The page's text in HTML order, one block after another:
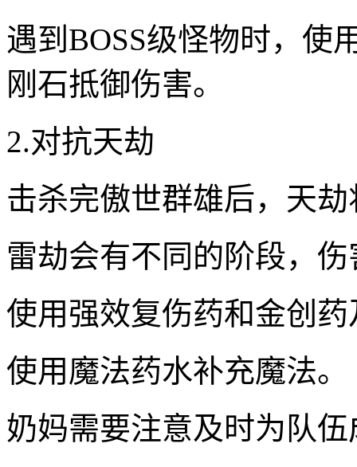
遇到BOSS级怪物时，使
刚石抵御伤害。
2.对抗天劫
击杀完傲世群雄后，天
雷劫会有不同的阶段，
使用强效复伤药和金创
使用魔法药水补充魔法。
奶妈需要注意及时为队